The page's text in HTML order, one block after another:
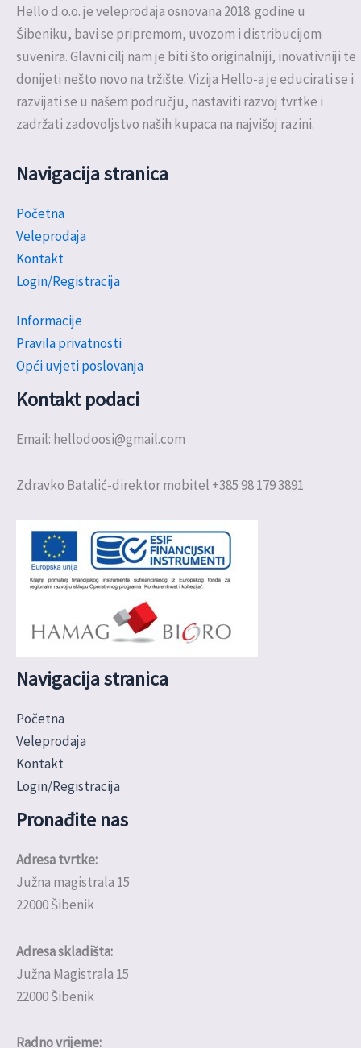
Hello d.o.o. je veleprodaja osnovana 2018. godine u
Šibeniku, bavi se pripremom, uvozom i distribucijom
suvenira. Glavni cilj nam je biti što originalniji, inovativniji te
donijeti nešto novo na tržište. Vizija Hello-a je educirati se i
razvijati se u našem području, nastaviti razvoj tvrtke i
zadržati zadovoljstvo naših kupaca na najvišoj razini.
Navigacija stranica
Početna
Veleprodaja
Kontakt
Login/Registracija
Informacije
Pravila privatnosti
Opći uvjeti poslovanja
Kontakt podaci
Email: hellodoosi@gmail.com
Zdravko Batalić-direktor mobitel +385 98 179 3891
Navigacija stranica
Početna
Veleprodaja
Kontakt
Login/Registracija
Pronađite nas
Adresa tvrtke:
Južna magistrala 15
22000 Šibenik
Adresa skladišta:
Južna Magistrala 15
22000 Šibenik
Radno vrijeme: